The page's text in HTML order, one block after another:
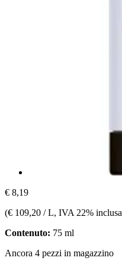
€ 8,19
(€ 109,20 / L, IVA 22% inclusa
Contenuto: 75 ml
Ancora 4 pezzi in magazzino